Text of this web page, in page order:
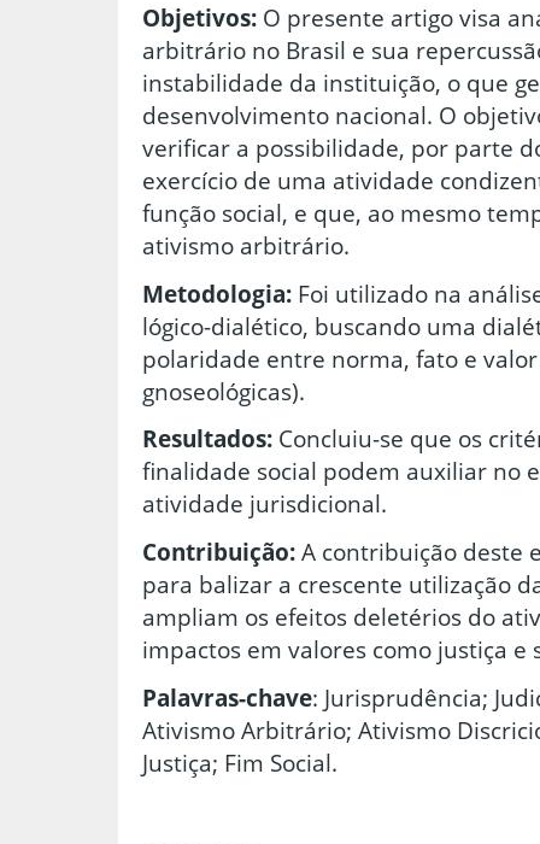
Objetivos: O presente artigo visa
arbitrário no Brasil e sua
instabilidade da instituição, o que
desenvolvimento nacional. O
verificar a possibilidade, por parte
exercício de uma atividade
função social, e que, ao mesmo
ativismo arbitrário.
Metodologia: Foi utilizado na
lógico-dialético, buscando uma
polaridade entre norma, fato e
gnoseológicas).
Resultados: Concluiu-se que os
finalidade social podem auxiliar no
atividade jurisdicional.
Contribuição:A contribuição deste
para balizar a crescente utilização
ampliam os efeitos deletérios do
impactos em valores como justiça e
Palavras-chave: Jurisprudência;
Ativismo Arbitrário; Ativismo
Justiça; Fim Social.